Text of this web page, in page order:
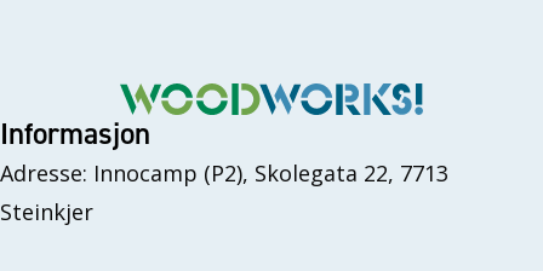
Informasjon
Adresse: Innocamp (P2), Skolegata 22, 7713
Steinkjer